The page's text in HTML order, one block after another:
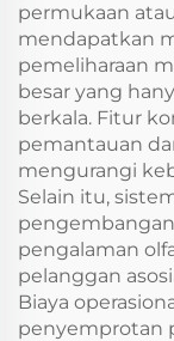
permukaan
mendapatkan
pemeliharaan
besar yang
berkala. Fitur
pemantauan
mengurangi
Selain itu,
pengalaman
pelanggan
Biaya
penyemprotan